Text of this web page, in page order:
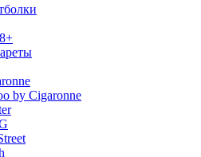
by Cigaronne